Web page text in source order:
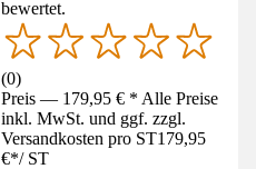
bewertet.
(0)
Preis — 179,95 € * Alle Preise
inkl. MwSt. und ggf. zzgl.
Versandkosten pro ST179,95
€*/ ST